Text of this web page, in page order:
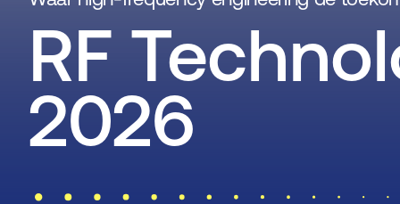
RF
2026